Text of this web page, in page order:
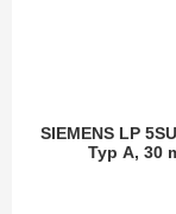
SIEMENS LP
Typ A, 30